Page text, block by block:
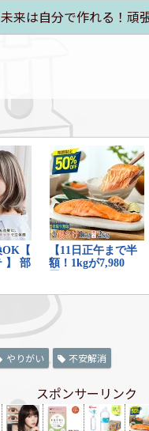
未来は自分で作れる！頑
やりがい 不安解消
スポンサーリンク